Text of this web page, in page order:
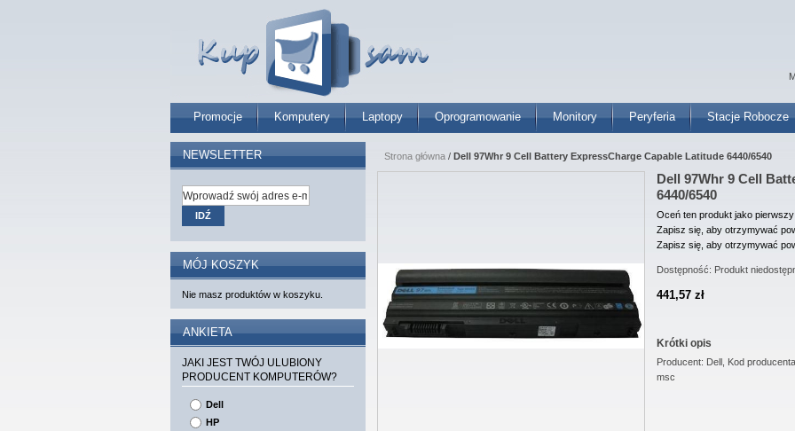
Promocje Komputery Laptopy Oprogramowanie Monitory Peryferia Stacje Robocze
Strona główna / Dell 97Whr 9 Cell Battery ExpressCharge Capable Latitude 6440/6540
Dell 97Whr 9 Cell
6440/6540
Oceń ten produkt jako pierwszy
Zapisz się, aby otrzymywać
Zapisz się, aby otrzymywać
Dostępność: Produkt
441,57 zł
Krótki opis
Producent: Dell, Kod
msc
NEWSLETTER
IDŹ
MÓJ KOSZYK
Nie masz produktów w koszyku.
ANKIETA
JAKI JEST TWÓJ ULUBIONY
PRODUCENT KOMPUTERÓW?
Dell
HP